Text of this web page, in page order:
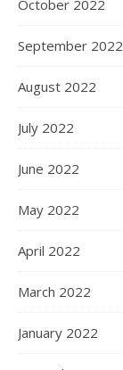
October 2022
September 2022
August 2022
July 2022
June 2022
May 2022
April 2022
March 2022
January 2022